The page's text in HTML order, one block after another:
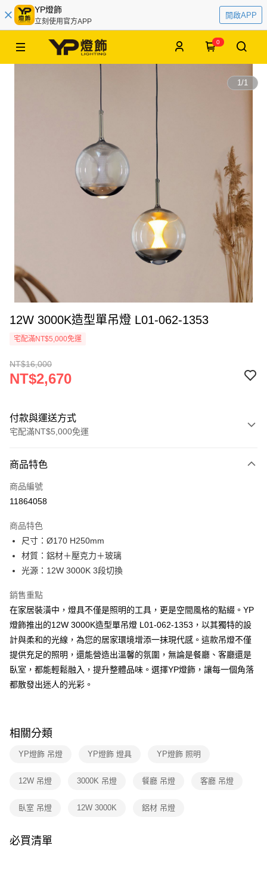
YP燈飾
立刻使用官方APP
開啟APP
0
1/1
12W 3000K造型單吊燈 L01-062-1353
宅配滿NT$5,000免運
NT$16,000
NT$2,670
付款與運送方式
宅配滿NT$5,000免運
信用卡一次付款
LINE Pay
街口支付
悠遊付
全盈+PAY
AFTEE先享後付
相關說明
【關於「AFTEE先享後付」】
AFTEE先享後付是「在收到商品之後才付款」的支付方式。 讓您購物簡單
便利好安心！
１．簡單：不需註冊會員、不需綁卡、不需儲值。
【「AFTEE先享後付」結帳流程】
１．於結帳方式選擇「AFTEE先享後付」後，將跳轉至「AFTEE先享後付」
結帳頁面，進行簡訊認證並確認金額後，即可完成結帳。
ATM／網路銀行／等多元方式進行付款，方視為交易完成。
購買商品的店家。未經商家同意取消之訂單仍視為有效，需透過AFTEE先享
是否繳費成功／繳費後需取消欲退款等相關疑問，請聯繫「AFTEE先享後付
客戶支援中心」
每筆NT$180，滿NT$5,000(含以上)免運費
商品特色
商品編號
11864058
商品特色
尺寸：Ø170 H250mm
材質：鋁材＋壓克力＋玻璃
光源：12W 3000K 3段切換
銷售重點
在家居裝潢中，燈具不僅是照明的工具，更是空間風格的點綴。YP
燈飾推出的12W 3000K造型單吊燈 L01-062-1353，以其獨特的設
計與柔和的光線，為您的居家環境增添一抹現代感。這款吊燈不僅
提供充足的照明，還能營造出溫馨的氛圍，無論是餐廳、客廳還是
臥室，都能輕鬆融入，提升整體品味。選擇YP燈飾，讓每一個角落
都散發出迷人的光彩。
相關分類
YP燈飾 吊燈 YP燈飾 燈具 YP燈飾 照明
12W 吊燈 3000K 吊燈 餐廳 吊燈 客廳 吊燈
臥室 吊燈 12W 3000K 鋁材 吊燈
必買清單